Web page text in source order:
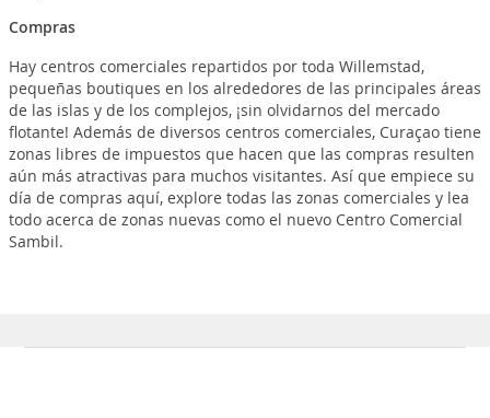
Compras
Hay centros comerciales repartidos por toda Willemstad,
pequeñas boutiques en los alrededores de las principales áreas
de las islas y de los complejos, ¡sin olvidarnos del mercado
flotante! Además de diversos centros comerciales, Curaçao tiene
zonas libres de impuestos que hacen que las compras resulten
aún más atractivas para muchos visitantes. Así que empiece su
día de compras aquí, explore todas las zonas comerciales y lea
todo acerca de zonas nuevas como el nuevo Centro Comercial
Sambil.